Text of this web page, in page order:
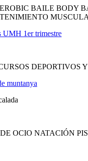
BAILE BODY
UMH 1er trimestre
muntanya
OCIO NATACIÓN